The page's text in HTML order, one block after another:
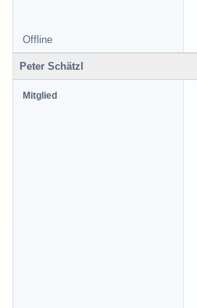
Offline
Peter Schätzl
Mitglied